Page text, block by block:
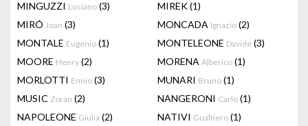
MINGUZZI Luciano (3) MIREK(1)
MIRÓ Joan (3) MONCADA Ignazio (2)
MONTALE Eugenio (1) MONTELEONE Davide (3)
MOORE Henry (2) MORENA Alberico (1)
MORLOTTI Ennio (3) MUNARI Bruno (1)
MUSIC Zoran (2) NANGERONI Carlo (1)
NAPOLEONE Giulia (2) NATIVI Gualtiero (1)